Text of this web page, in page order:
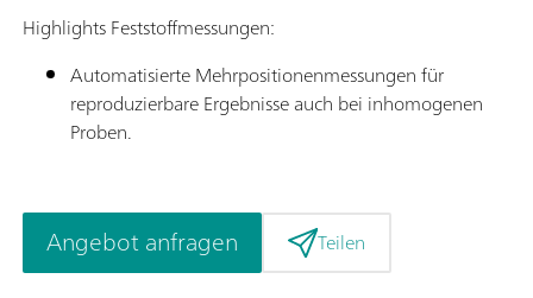
Highlights Feststoffmessungen:
Automatisierte Mehrpositionenmessungen für
reproduzierbare Ergebnisse auch bei inhomogenen
Proben.
Angebot anfragen Teilen